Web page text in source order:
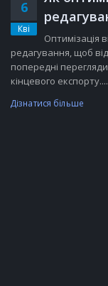
6
Кві
Оптимізація
редагування, щоб
попередні
кінцевого експорту....
Дізнатися більше